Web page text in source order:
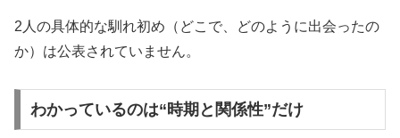
2人の具体的な馴れ初め（どこで、どのように出会ったの
か）は公表されていません。
わかっているのは“時期と関係性”だけ